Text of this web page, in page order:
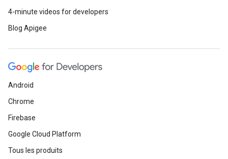
4-minute videos for developers
Blog Apigee
Android
Chrome
Firebase
Google Cloud Platform
Tous les produits